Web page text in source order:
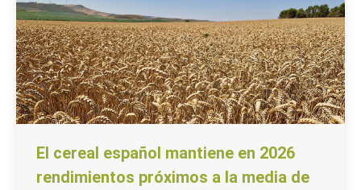
El cereal español mantiene en 2026
rendimientos próximos a la media de